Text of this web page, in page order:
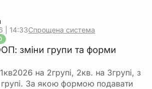
| 14:33Спрощена система
зміни групи та форми
на 2групі, 2кв. на 3групі, з
групі. За якою формою подавати